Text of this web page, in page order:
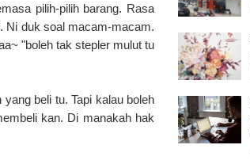
pilih-pilih barang. Rasa
Ni duk soal macam-macam.
"boleh tak stepler mulut tu
beli tu. Tapi kalau boleh
kan. Di manakah hak